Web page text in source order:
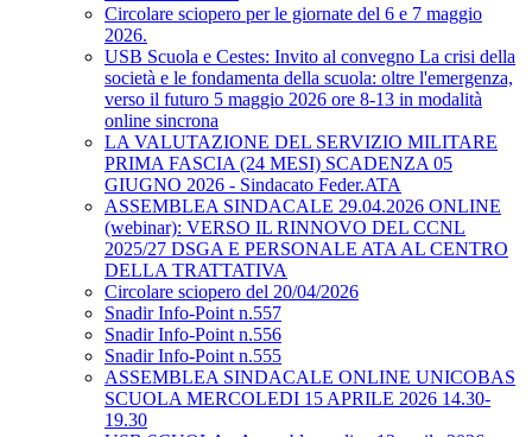
Circolare sciopero per le giornate del 6 e 7 maggio
2026.
USB Scuola e Cestes: Invito al convegno La crisi della
società e le fondamenta della scuola: oltre l'emergenza,
verso il futuro 5 maggio 2026 ore 8-13 in modalità
online sincrona
LA VALUTAZIONE DEL SERVIZIO MILITARE
PRIMA FASCIA (24 MESI) SCADENZA 05
GIUGNO 2026 - Sindacato Feder.ATA
ASSEMBLEA SINDACALE 29.04.2026 ONLINE
(webinar): VERSO IL RINNOVO DEL CCNL
2025/27 DSGA E PERSONALE ATA AL CENTRO
DELLA TRATTATIVA
Circolare sciopero del 20/04/2026
Snadir Info-Point n.557
Snadir Info-Point n.556
Snadir Info-Point n.555
ASSEMBLEA SINDACALE ONLINE UNICOBAS
SCUOLA MERCOLEDI 15 APRILE 2026 14.30-
19.30